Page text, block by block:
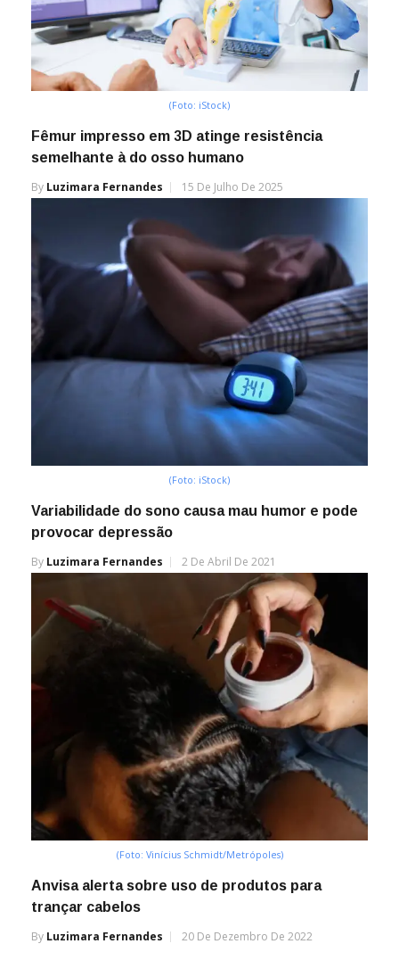
(Foto: iStock)
Fêmur impresso em 3D atinge resistência
semelhante à do osso humano
By Luzimara Fernandes 15 De Julho De 2025
(Foto: iStock)
Variabilidade do sono causa mau humor e pode
provocar depressão
By Luzimara Fernandes 2 De Abril De 2021
(Foto: Vinícius Schmidt/Metrópoles)
Anvisa alerta sobre uso de produtos para
trançar cabelos
By Luzimara Fernandes 20 De Dezembro De 2022